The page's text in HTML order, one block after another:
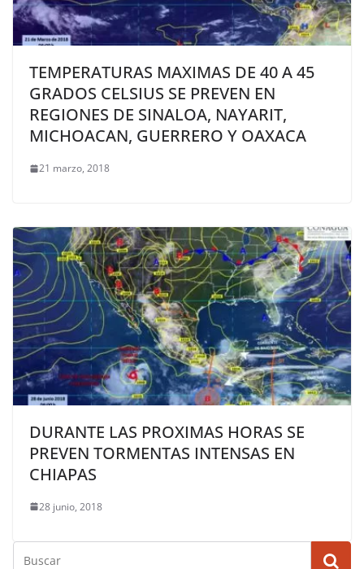
TEMPERATURAS MAXIMAS DE 40 A 45
GRADOS CELSIUS SE PREVEN EN
REGIONES DE SINALOA, NAYARIT,
MICHOACAN, GUERRERO Y OAXACA
21 marzo, 2018
DURANTE LAS PROXIMAS HORAS SE
PREVEN TORMENTAS INTENSAS EN
CHIAPAS
28 junio, 2018